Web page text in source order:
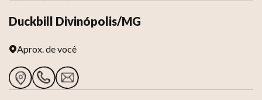
Duckbill Divinópolis/MG
Aprox.de você